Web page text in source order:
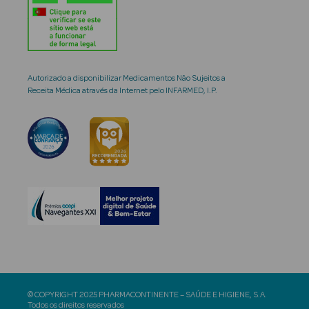
Autorizado a disponibilizar Medicamentos Não Sujeitos a
Receita Médica através da Internet pelo INFARMED, I.P.
© COPYRIGHT 2025 PHARMACONTINENTE – SAÚDE E HIGIENE, S.A.
Todos os direitos reservados